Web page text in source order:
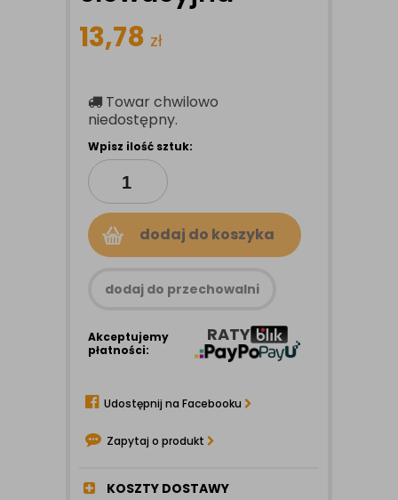
13,78 zł
Towar chwilowo
niedostępny.
Wpisz ilość sztuk:
dodaj do koszyka
dodaj do przechowalni
Akceptujemy
płatności:
RATY
Udostępnij na Facebooku
Zapytaj o produkt
KOSZTY DOSTAWY